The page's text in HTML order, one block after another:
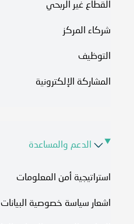
القطاع غير الربحي
شركاء المركز
التوظيف
المشاركة الإلكترونية
الدعم والمساعدة
استراتيجية أمن المعلومات
اشعار سياسة خصوصية البيانات